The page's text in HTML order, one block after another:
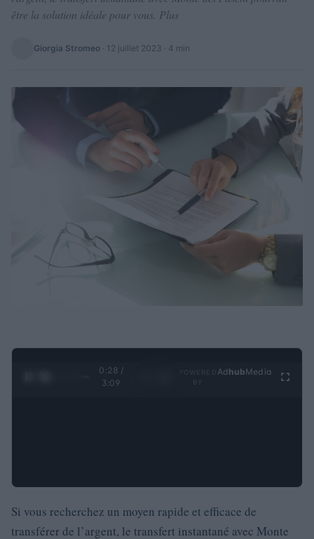
être la solution idéale pour vous. Plus
Giorgia Stromeo · 12 juillet 2023 · 4 min
0:29 /
3:09
Ad hubMedia
Si vous recherchez un moyen rapide et efficace de
transférer de l’argent, le transfert instantané avec Monte